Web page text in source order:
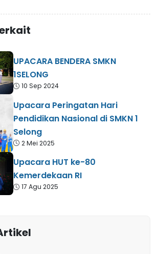
UPACARA BENDERA SMKN
1SELONG
10 Sep 2024
Upacara Peringatan Hari
Pendidikan Nasional di SMKN 1
Selong
2 Mei 2025
Upacara HUT ke-80
Kemerdekaan RI
17 Agu 2025